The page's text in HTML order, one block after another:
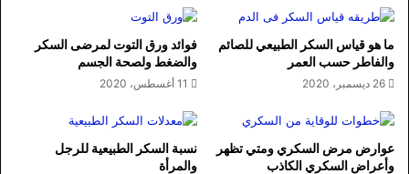
ما هو قياس السكر الطبيعي للصائم
والفاطر حسب العمر
26 ديسمبر، 2020
فوائد ورق التوت لمرضى السكر
والضغط ولصحة الجسم
11 أغسطس، 2020
عوارض مرض السكري ومتي تظهر
وأعراض السكري الكاذب
نسبة السكر الطبيعية للرجل
والمرأة